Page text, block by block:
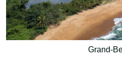
Grand-